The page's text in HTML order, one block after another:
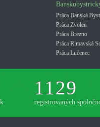
Práca Banská
Práca Zvolen
Práca Brezno
Práca Rimavská
Práca Lučenec
1129
registrovaných